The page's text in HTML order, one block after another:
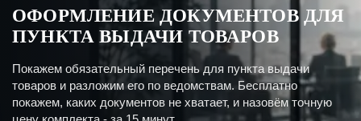
ОФОРМЛЕНИЕ ДОКУМЕНТОВ ДЛЯ
ПУНКТА ВЫДАЧИ ТОВАРОВ
Покажем обязательный перечень для пункта выдачи
товаров и разложим его по ведомствам. Бесплатно
покажем, каких документов не хватает, и назовём точную